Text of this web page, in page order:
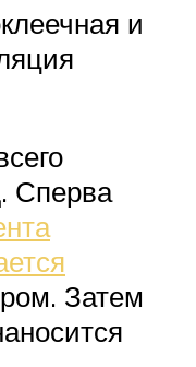
и
Сперва
Затем